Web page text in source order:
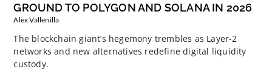
GROUND TO POLYGON AND SOLANA IN 2026
Alex Vallenilla
The blockchain giant’s hegemony trembles as Layer-2
networks and new alternatives redefine digital liquidity
custody.